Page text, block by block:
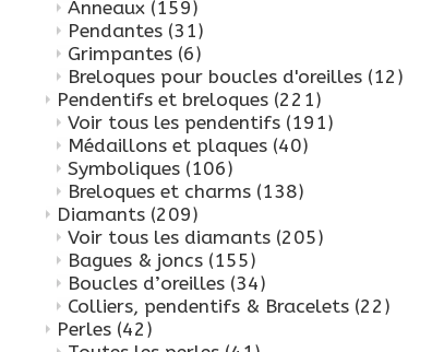
Anneaux (159)
Pendantes (31)
Grimpantes (6)
Breloques pour boucles d'oreilles (12)
Pendentifs et breloques (221)
Voir tous les pendentifs (191)
Médaillons et plaques (40)
Symboliques (106)
Breloques et charms (138)
Diamants (209)
Voir tous les diamants (205)
Bagues & joncs (155)
Boucles d’oreilles (34)
Colliers, pendentifs & Bracelets (22)
Perles (42)